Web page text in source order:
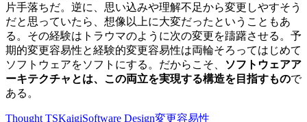
片手落ちだ。逆に、思い込みや理解不足から変更しやすそう
だと思っていたら、想像以上に大変だったということもあ
る。その経験はトラウマのように次の変更を躊躇させる。予
期的変更容易性と経験的変更容易性は両輪そろってはじめて
ソフトウェアをソフトにする。だからこそ、
ソフトウェアア
ーキテクチャとは、この両立を実現する構造を目指すもので
ある。
Thought TSKaigiSoftware Design変更容易性